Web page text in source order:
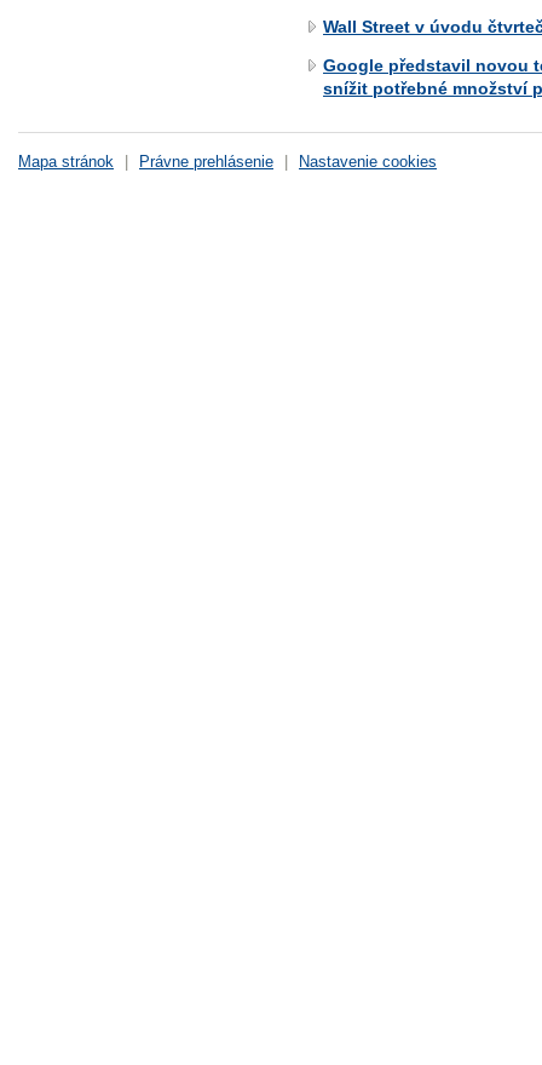
Wall Street v úvodu
Google představil novou
snížit potřebné množství
Mapa stránok Právne prehlásenie Nastavenie cookies